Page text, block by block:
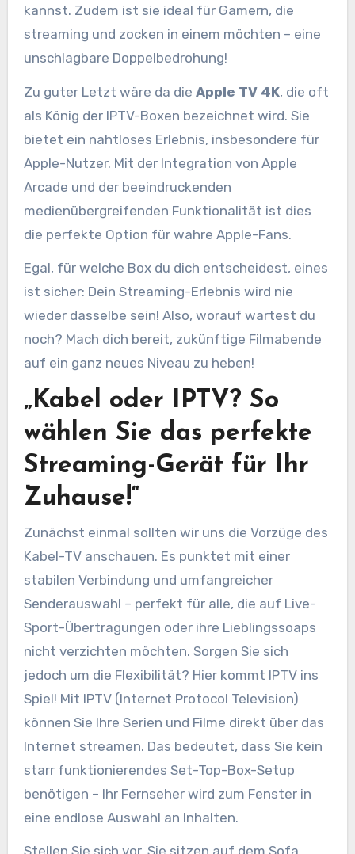
kannst. Zudem ist sie ideal für Gamern, die
streaming und zocken in einem möchten – eine
unschlagbare Doppelbedrohung!
Zu guter Letzt wäre da die Apple TV 4K, die oft
als König der IPTV-Boxen bezeichnet wird. Sie
bietet ein nahtloses Erlebnis, insbesondere für
Apple-Nutzer. Mit der Integration von Apple
Arcade und der beeindruckenden
medienübergreifenden Funktionalität ist dies
die perfekte Option für wahre Apple-Fans.
Egal, für welche Box du dich entscheidest, eines
ist sicher: Dein Streaming-Erlebnis wird nie
wieder dasselbe sein! Also, worauf wartest du
noch? Mach dich bereit, zukünftige Filmabende
auf ein ganz neues Niveau zu heben!
„Kabel oder IPTV? So
wählen Sie das perfekte
Streaming-Gerät für Ihr
Zuhause!“
Zunächst einmal sollten wir uns die Vorzüge des
Kabel-TV anschauen. Es punktet mit einer
stabilen Verbindung und umfangreicher
Senderauswahl – perfekt für alle, die auf Live-
Sport-Übertragungen oder ihre Lieblingssoaps
nicht verzichten möchten. Sorgen Sie sich
jedoch um die Flexibilität? Hier kommt IPTV ins
Spiel! Mit IPTV (Internet Protocol Television)
können Sie Ihre Serien und Filme direkt über das
Internet streamen. Das bedeutet, dass Sie kein
starr funktionierendes Set-Top-Box-Setup
benötigen – Ihr Fernseher wird zum Fenster in
eine endlose Auswahl an Inhalten.